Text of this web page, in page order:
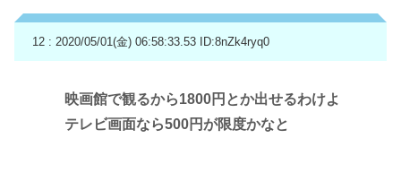
12 : 2020/05/01(金) 06:58:33.53 ID:8nZk4ryq0
映画館で観るから1800円とか出せるわけよ
テレビ画面なら500円が限度かなと